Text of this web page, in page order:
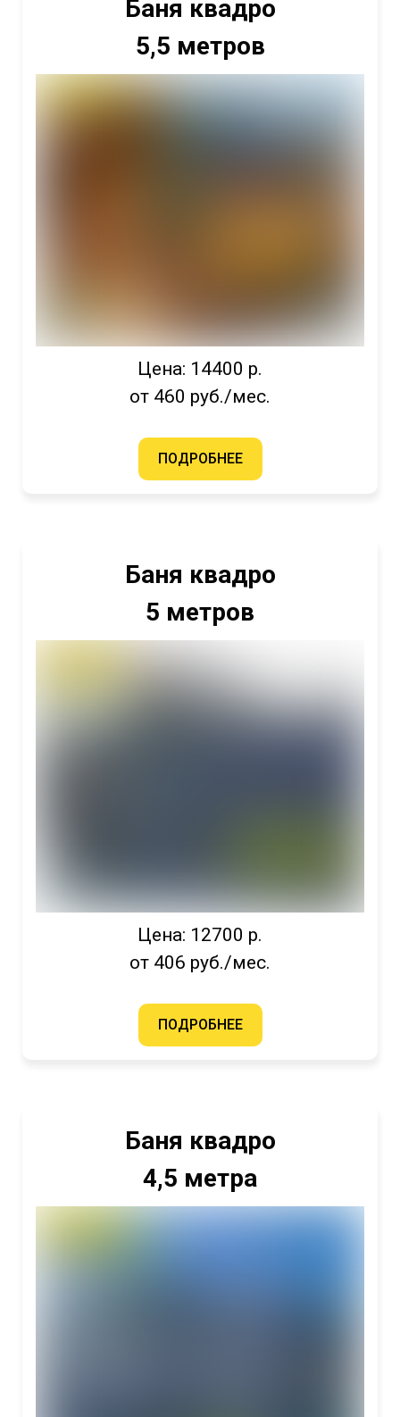
Баня квадро
5,5 метров
Цена: 14400 р.
от 460 руб./мес.
ПОДРОБНЕЕ
Баня квадро
5 метров
Цена: 12700 р.
от 406 руб./мес.
ПОДРОБНЕЕ
Баня квадро
4,5 метра